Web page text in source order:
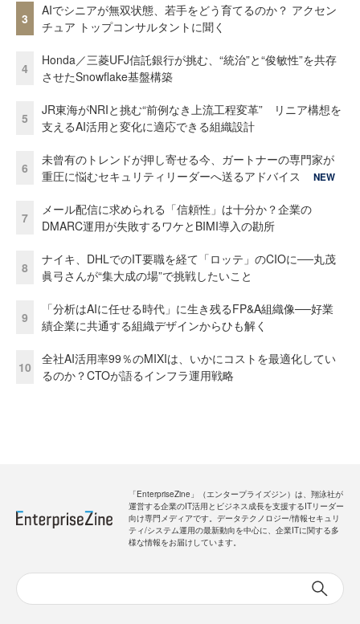
3
AIでシニアが無双状態、若手をどう育てるのか？ アクセン
チュア トップコンサルタントに聞く
4
Honda／三菱UFJ信託銀行が挑む、“統治”と“俊敏性”を共存
させたSnowflake基盤構築
5
JR東海がNRIと挑む“前例なき上流工程変革” リニア構想を
支えるAI活用と変化に適応できる組織設計
6
未曾有のトレンドが押し寄せる今、ガートナーの専門家が
重圧に悩むセキュリティリーダーへ送るアドバイス
NEW
7
メール配信に求められる「信頼性」は十分か？企業の
DMARC運用が失敗するワケとBIMI導入の勘所
8
ナイキ、DHLでのIT要職を経て「ロッテ」のCIOに──丸茂
眞弓さんが“集大成の場”で挑戦したいこと
9
「分析はAIに任せる時代」に生き残るFP&A組織像──好業
績企業に共通する組織デザインからひも解く
10
全社AI活用率99％のMIXIは、いかにコストを最適化してい
るのか？CTOが語るインフラ運用戦略
「EnterpriseZine」（エンタープライズジン）は、翔泳社が
運営する企業のIT活用とビジネス成長を支援するITリーダー
向け専門メディアです。データテクノロジー/情報セキュリ
ティ/システム運用の最新動向を中心に、企業ITに関する多
様な情報をお届けしています。